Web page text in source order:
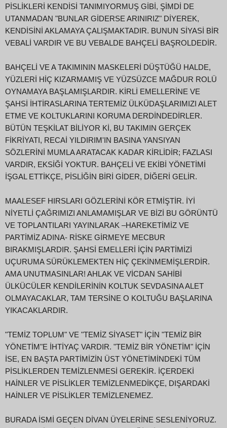
PİSLİKLERİ KENDİSİ TANIMIYORMUŞ GİBİ, ŞİMDİ DE
UTANMADAN "BUNLAR GİDERSE ARINIRIZ" DİYEREK,
KENDİSİNİ AKLAMAYA ÇALIŞMAKTADIR. BUNUN SİYASİ BİR
VEBALİ VARDIR VE BU VEBALDE BAHÇELİ BAŞROLDEDİR.
BAHÇELİ VE A TAKIMININ MASKELERİ DÜŞTÜĞÜ HALDE,
YÜZLERİ HİÇ KIZARMAMIŞ VE YÜZSÜZCE MAĞDUR ROLÜ
OYNAMAYA BAŞLAMIŞLARDIR. KİRLİ EMELLERİNE VE
ŞAHSİ İHTİRASLARINA TERTEMİZ ÜLKÜDAŞLARIMIZI ALET
ETME VE KOLTUKLARINI KORUMA DERDİNDEDİRLER.
BÜTÜN TEŞKİLAT BİLİYOR Kİ, BU TAKIMIN GERÇEK
FİKRİYATI, RECAİ YILDIRIM'IN BASINA YANSIYAN
SÖZLERİNİ MUMLA ARATACAK KADAR KİRLİDİR; FAZLASI
VARDIR, EKSİĞİ YOKTUR. BAHÇELİ VE EKİBİ YÖNETİMİ
İŞGAL ETTİKÇE, PİSLİĞİN BİRİ GİDER, DİĞERİ GELİR.
MAALESEF HIRSLARI GÖZLERİNİ KÖR ETMİŞTİR. İYİ
NİYETLİ ÇAĞRIMIZI ANLAMAMIŞLAR VE BİZİ BU GÖRÜNTÜ
VE TOPLANTILARI YAYINLARAK –HAREKETİMİZ VE
PARTİMİZ ADINA- RİSKE GİRMEYE MECBUR
BIRAKMIŞLARDIR. ŞAHSİ EMELLERİ İÇİN PARTİMİZİ
UÇURUMA SÜRÜKLEMEKTEN HİÇ ÇEKİNMEMİŞLERDİR.
AMA UNUTMASINLAR! AHLAK VE VİCDAN SAHİBİ
ÜLKÜCÜLER KENDİLERİNİN KOLTUK SEVDASINA ALET
OLMAYACAKLAR, TAM TERSİNE O KOLTUĞU BAŞLARINA
YIKACAKLARDIR.
"TEMİZ TOPLUM" VE "TEMİZ SİYASET" İÇİN "TEMİZ BİR
YÖNETİM"E İHTİYAÇ VARDIR. "TEMİZ BİR YÖNETİM" İÇİN
İSE, EN BAŞTA PARTİMİZİN ÜST YÖNETİMİNDEKİ TÜM
PİSLİKLERDEN TEMİZLENMESİ GEREKİR. İÇERDEKİ
HAİNLER VE PİSLİKLER TEMİZLENMEDİKÇE, DIŞARDAKİ
HAİNLER VE PİSLİKLER TEMİZLENEMEZ.
BURADA İSMİ GEÇEN DİVAN ÜYELERİNE SESLENİYORUZ.